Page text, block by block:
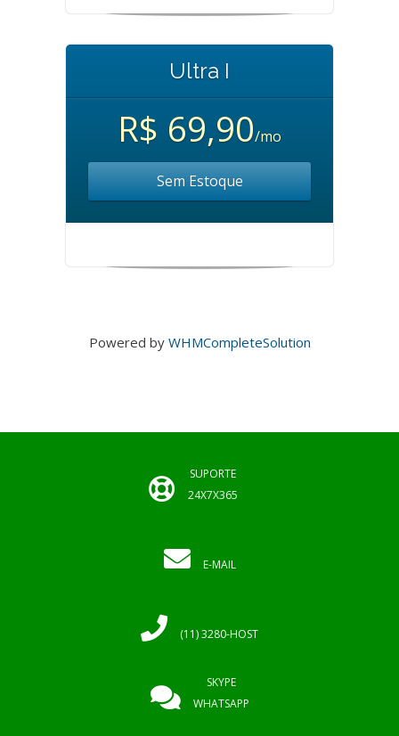
Ultra I
R$ 69,90/mo
Sem Estoque
Powered by WHMCompleteSolution
SUPORTE
24X7X365
E-MAIL
(11) 3280-HOST
SKYPE
WHATSAPP